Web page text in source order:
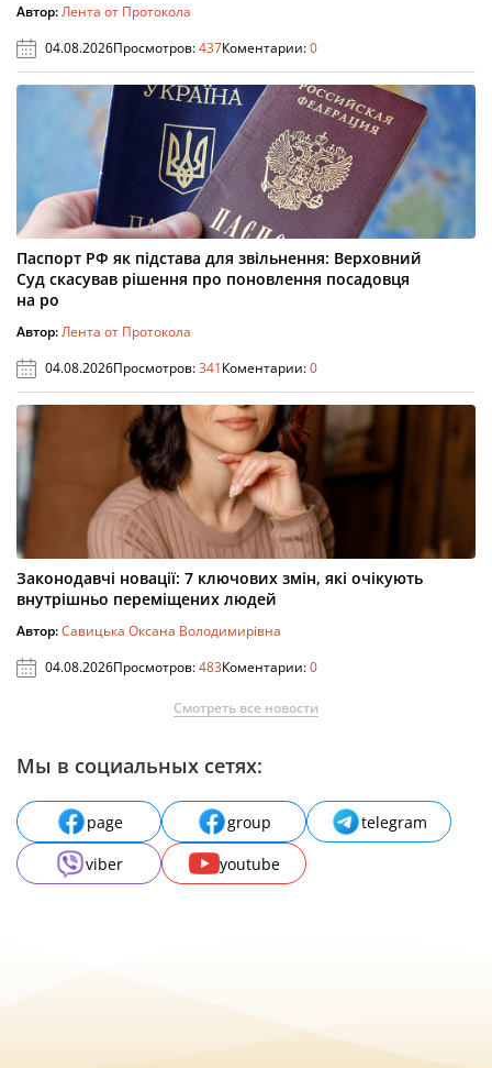
Автор:Лента от Протокола
04.08.2026Просмотров:437Коментарии:0
Паспорт РФ як підстава для звільнення: Верховний
Суд скасував рішення про поновлення посадовця
на ро
Автор:Лента от Протокола
04.08.2026Просмотров:341Коментарии:0
Законодавчі новації: 7 ключових змін, які очікують
внутрішньо переміщених людей
Автор:Савицька Оксана Володимирівна
04.08.2026Просмотров:483Коментарии:0
Смотреть все новости
Мы в социальных сетях:
page group
telegram
viber
youtube